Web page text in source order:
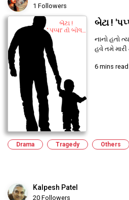
1 Followers
બેટા !
નાનો હતો
હવે તમે મારી
6 mins read
Drama Tragedy Others
Kalpesh Patel
20 Followers